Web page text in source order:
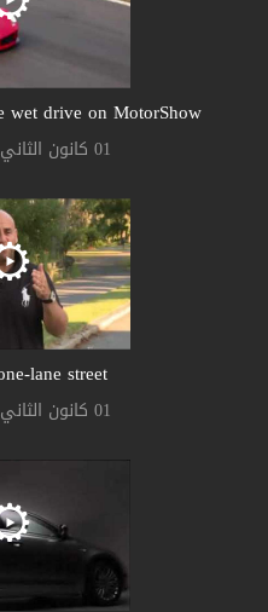
wet drive on MotorShow
01 كانون الثاني 2013, 12:00 ص
lane street
01 كانون الثاني 2013, 12:00 ص